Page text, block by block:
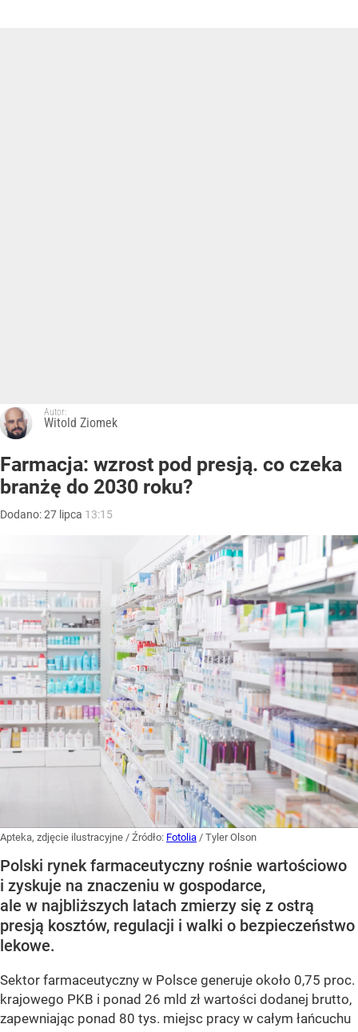
Autor:
Witold Ziomek
Farmacja: wzrost pod presją. co czeka
branżę do 2030 roku?
Dodano:27 lipca 13:15
Apteka, zdjęcie ilustracyjne / Źródło: Fotolia / Tyler Olson
Polski rynek farmaceutyczny rośnie wartościowo
i zyskuje na znaczeniu w gospodarce,
ale w najbliższych latach zmierzy się z ostrą
presją kosztów, regulacji i walki o bezpieczeństwo
lekowe.
Sektor farmaceutyczny w Polsce generuje około 0,75 proc.
krajowego PKB i ponad 26 mld zł wartości dodanej brutto,
zapewniając ponad 80 tys. miejsc pracy w całym łańcuchu